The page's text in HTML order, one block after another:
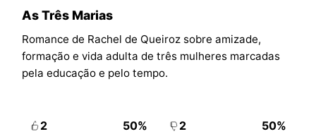
As Três Marias
Romance de Rachel de Queiroz sobre amizade,
formação e vida adulta de três mulheres marcadas
pela educação e pelo tempo.
2 50% 2 50%